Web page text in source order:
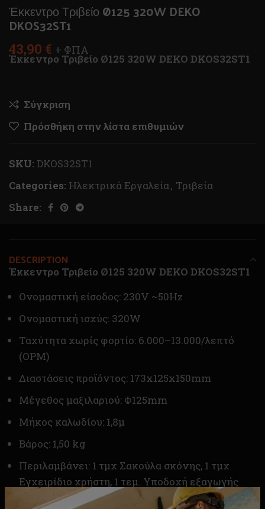
Έκκεντρο Τριβείο Ø125 320W DEKO
DKOS32ST1
43,90 € + ΦΠΑ
Έκκεντρο Τριβείο Ø125 320W DEKO DKOS32ST1
Σύγκριση
Πρόσθήκη στην λίστα επιθυμιών
SKU: DKOS32ST1
Categories: Ηλεκτρικά Εργαλεία, Τριβεία
Share:
DESCRIPTION
Έκκεντρο Τριβείο Ø125 320W DEKO DKOS32ST1
Ονομαστική είσοδος: 230V ~50Hz
Ονομαστική ισχύς: 320W
Ταχύτητα χωρίς φορτίο: 6.000–13.000/λεπτό
(OPM)
Διαστάσεις προϊόντος: 173x125x150mm
Μέγεθος μαξιλαριού: Φ125mm
Μήκος καλωδίου: 1,8μ
Βάρος: 1,50 kg
Περιλαμβάνει: 1 τμχ Σακούλα σκόνης, 1 τμχ
Εγχειρίδιο χρήστη, 1 τεμ. Υποδοχή εξαγωγής
σκόνης, 1 τμχ γυαλόχαρτο